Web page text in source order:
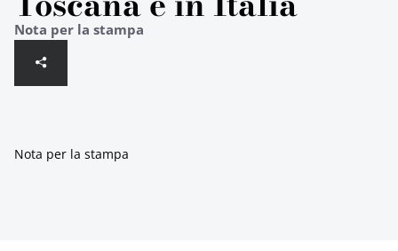
Nota per la stampa
Nota per la stampa